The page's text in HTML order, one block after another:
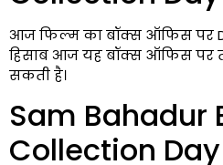
आज फिल्म का बॉक्स ऑफिस पर
हिसाब आज यह बॉक्स ऑफिस पर
सकती है।
Sam Bahadur
Collection Day